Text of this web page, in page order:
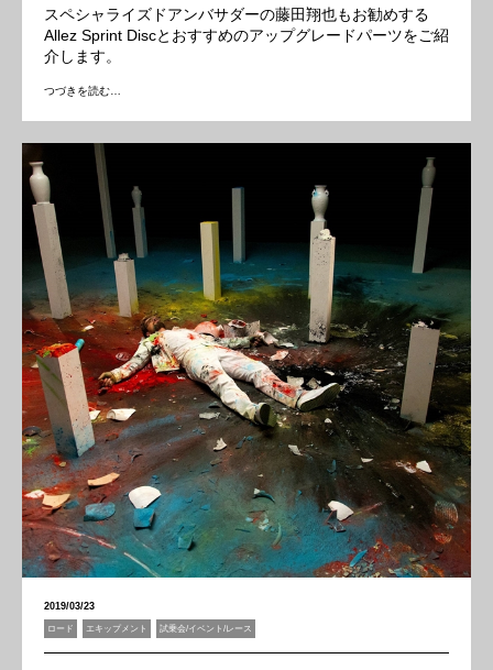
スペシャライズドアンバサダーの藤田翔也もお勧めする
Allez Sprint Discとおすすめのアップグレードパーツをご紹
介します。
つづきを読む…
2019/03/23
ロード エキップメント 試乗会/イベント/レース